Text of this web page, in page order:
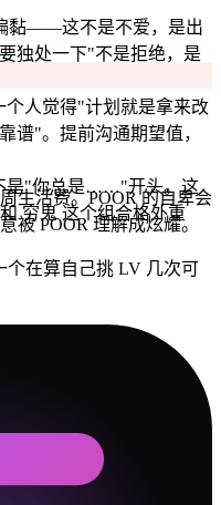
黏——这不是不爱，是出
独处一下"不是拒绝，是
人觉得"计划就是拿来改
谱"。提前沟通期望值，
是"你总是……"开头。这
穷鬼 这个组合格外重
生活费。POOR 的自卑会
被 POOR 理解成炫耀。
个在算自己挑 LV 几次可